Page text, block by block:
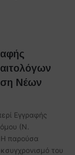
Νέων
Εγγραφής
(Ν.
παρούσα
του